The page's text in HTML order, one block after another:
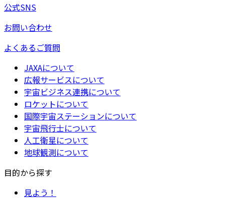
公式SNS
お問い合わせ
よくあるご質問
JAXAについて
広報サービスについて
宇宙ビジネス連携について
ロケットについて
国際宇宙ステーションについて
宇宙飛行士について
人工衛星について
地球観測について
目的から探す
見よう！